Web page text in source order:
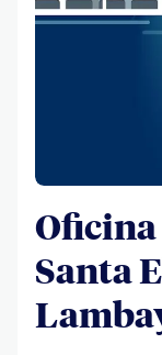
Santa